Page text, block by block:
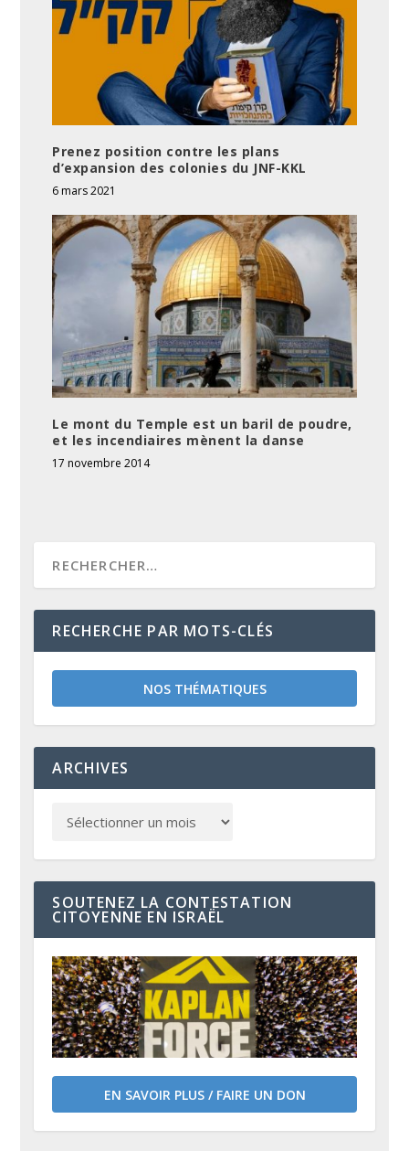
Prenez position contre les plans
d’expansion des colonies du JNF-KKL
6 mars 2021
Le mont du Temple est un baril de poudre,
et les incendiaires mènent la danse
17 novembre 2014
RECHERCHE PAR MOTS-CLÉS
NOS THÉMATIQUES
ARCHIVES
SOUTENEZ LA CONTESTATION
CITOYENNE EN ISRAËL
EN SAVOIR PLUS / FAIRE UN DON